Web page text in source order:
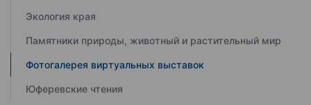
Экология края
Памятники природы, животный и растительный мир
Фотогалерея виртуальных выставок
Юферевские чтения